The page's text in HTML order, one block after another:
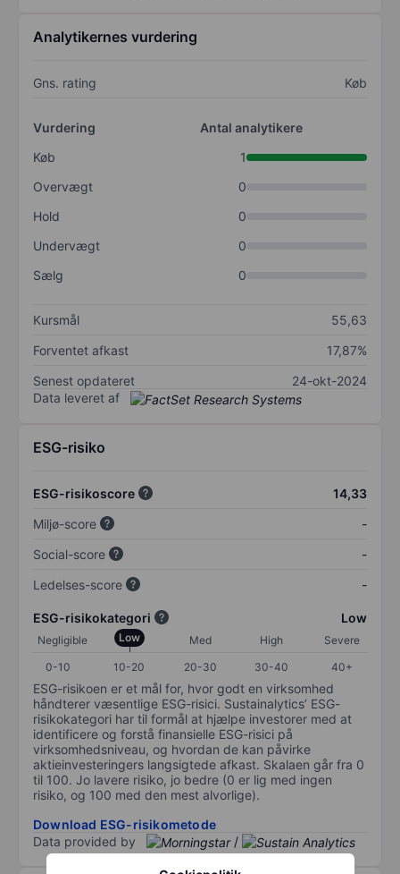
Analytikernes vurdering
Gns. rating Køb
Vurdering
Antal analytikere
Køb
1
Overvægt
0
Hold
0
Undervægt
0
Sælg
0
Kursmål
55,63
Forventet afkast
17,87%
Senest opdateret
24-okt-2024
Data leveret af
ESG-risiko
ESG-risikoscore
14,33
Miljø-score
-
Social-score
-
Ledelses-score
-
ESG-risikokategori Low
Negligible Low Med High
Severe
0-10
10-20 20-30 30-40 40+
ESG-risikoen er et mål for, hvor godt en virksomhed
håndterer væsentlige ESG-risici. Sustainalytics’ ESG-
risikokategori har til formål at hjælpe investorer med at
identificere og forstå finansielle ESG-risici på
virksomhedsniveau, og hvordan de kan påvirke
aktieinvesteringers langsigtede afkast. Skalaen går fra 0
til 100. Jo lavere risiko, jo bedre (0 er lig med ingen
risiko, og 100 med den mest alvorlige).
Download ESG-risikometode
Data provided by
/